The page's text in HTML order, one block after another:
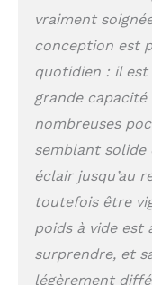
vraiment
conception est
quotidien : il
grande
nombreuses
semblant solide
éclair jusqu’au
toutefois être
poids à vide est
surprendre, et
légèrement